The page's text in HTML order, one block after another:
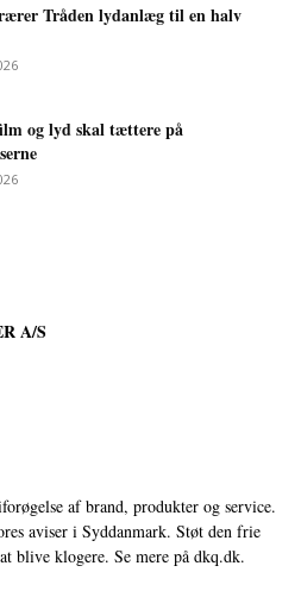
Tråden lydanlæg til en halv
og lyd skal tættere på
A/S
af brand, produkter og service.
aviser i Syddanmark. Støt den frie
blive klogere. Se mere på dkq.dk.